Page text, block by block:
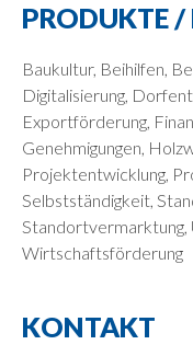
PRODUKTE /
Baukultur, Beihilfen,
Digitalisierung,
Exportförderung,
Genehmigungen,
Projektentwicklung,
Selbstständigkeit,
Standortvermarktung,
Wirtschaftsförderung
KONTAKT